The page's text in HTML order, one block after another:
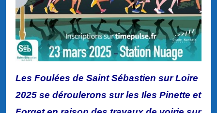
Les Foulées de Saint Sébastien sur Loire
2025 se déroulerons sur les Iles Pinette et